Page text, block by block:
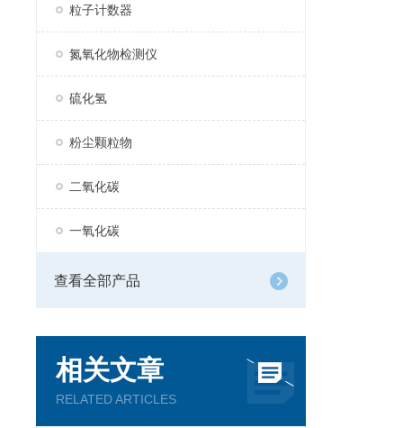
粒子计数器
氮氧化物检测仪
硫化氢
粉尘颗粒物
二氧化碳
一氧化碳
查看全部产品
相关文章
RELATED ARTICLES